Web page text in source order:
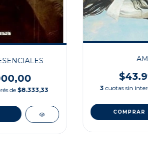
de $8.333,33 3 cuotas sin